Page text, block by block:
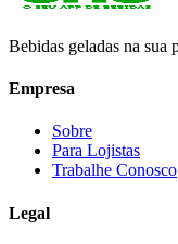
Bebidas geladas na sua
Empresa
Sobre
Para Lojistas
Trabalhe Conosco
Legal